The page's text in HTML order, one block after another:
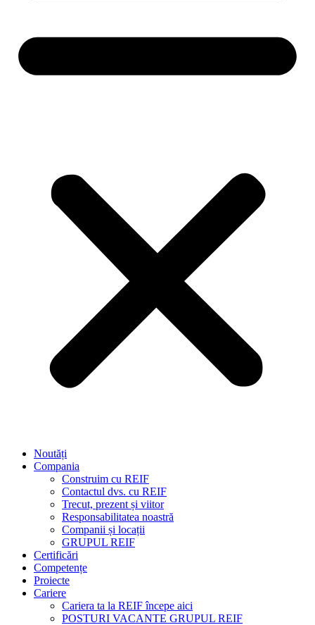
Noutăți
Compania
Construim cu REIF
Contactul dvs. cu REIF
Trecut, prezent și viitor
Responsabilitatea noastră
Companii și locații
GRUPUL REIF
Certificări
Competențe
Proiecte
Cariere
Cariera ta la REIF începe aici
POSTURI VACANTE GRUPUL REIF